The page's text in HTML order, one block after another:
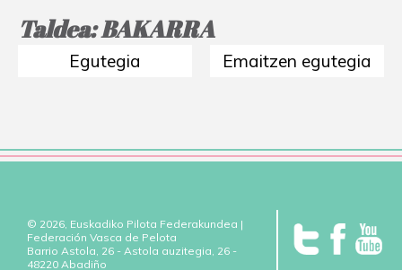
Taldea: BAKARRA
Egutegia Emaitzen egutegia
© 2026, Euskadiko Pilota Federakundea |
Federación Vasca de Pelota
Barrio Astola, 26 - Astola auzitegia, 26 -
48220 Abadiño